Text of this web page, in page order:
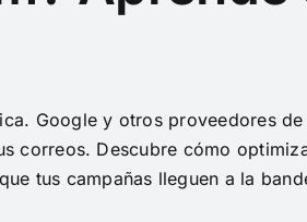
Google y otros proveedores
correos. Descubre cómo
tus campañas lleguen a la